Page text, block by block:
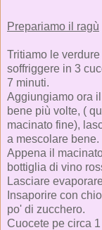
Prepariamo il ragù
Tritiamo le
soffriggere in 3
7 minuti.
Aggiungiamo ora
bene più volte, (
macinato fine),
a mescolare bene.
Appena il
bottiglia di vino
Lasciare
Insaporire con
po' di zucchero.
Cuocete pe circa